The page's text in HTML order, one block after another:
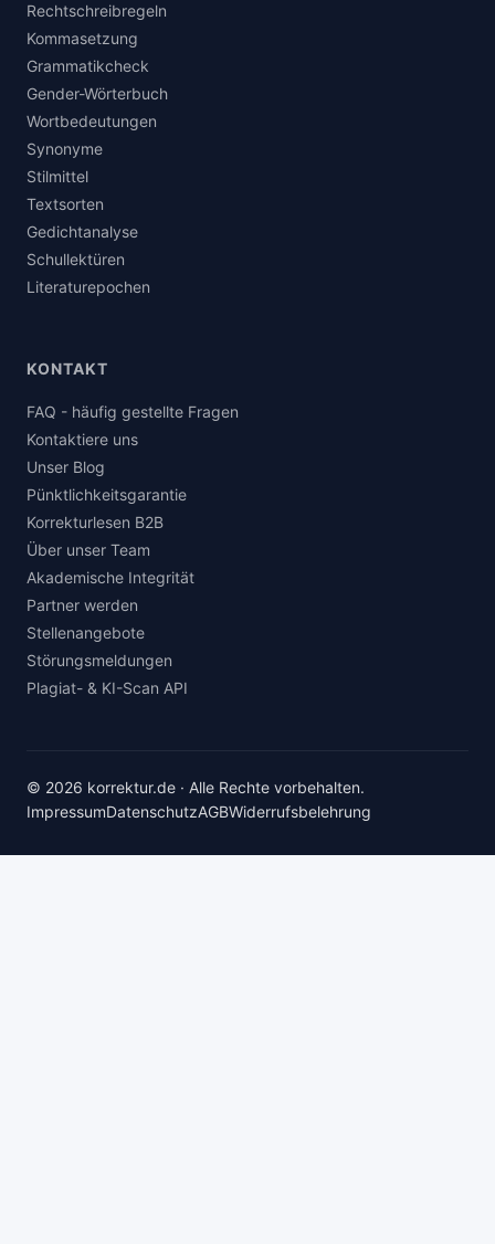
Rechtschreibregeln
Kommasetzung
Grammatikcheck
Gender-Wörterbuch
Wortbedeutungen
Synonyme
Stilmittel
Textsorten
Gedichtanalyse
Schullektüren
Literaturepochen
KONTAKT
FAQ - häufig gestellte Fragen
Kontaktiere uns
Unser Blog
Pünktlichkeitsgarantie
Korrekturlesen B2B
Über unser Team
Akademische Integrität
Partner werden
Stellenangebote
Störungsmeldungen
Plagiat- & KI-Scan API
© 2026 korrektur.de · Alle Rechte vorbehalten.
ImpressumDatenschutzAGBWiderrufsbelehrung